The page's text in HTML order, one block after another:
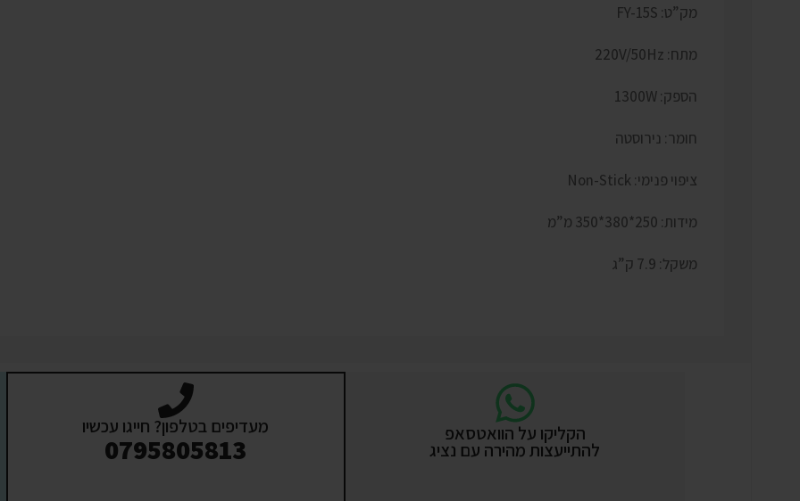
מק”ט: FY-15S
מתח: 220V/50Hz
הספק: 1300W
חומר: נירוסטה
ציפוי פנימי: Non-Stick
מידות: 250*380*350 מ”מ
משקל: 7.9 ק”ג
הקליקו על הוואטסאפ
להתייעצות מהירה עם נציג
מעדיפים בטלפון? חייגו עכשיו
0795805813